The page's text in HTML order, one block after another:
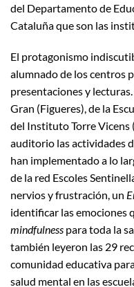
del Departamento de
Cataluña que son las
El protagonismo
alumnado de los centros
presentaciones y
Gran (Figueres), de la
del Instituto Torre Vicens
auditorio las actividades
han implementado a lo
de la red Escoles
nervios y frustración, un
identificar las emociones
mindfulness para toda la
también leyeron las 29
comunidad educativa
salud mental en las